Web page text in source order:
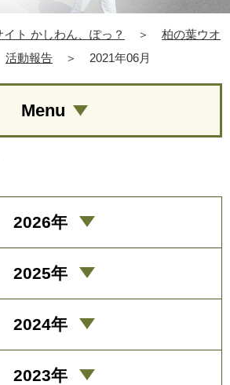
ト かしわん、ぽっ？ ＞
柏の葉ウオ
活動報告 ＞ 2021年06月
Menu
2026年
2025年
2024年
2023年